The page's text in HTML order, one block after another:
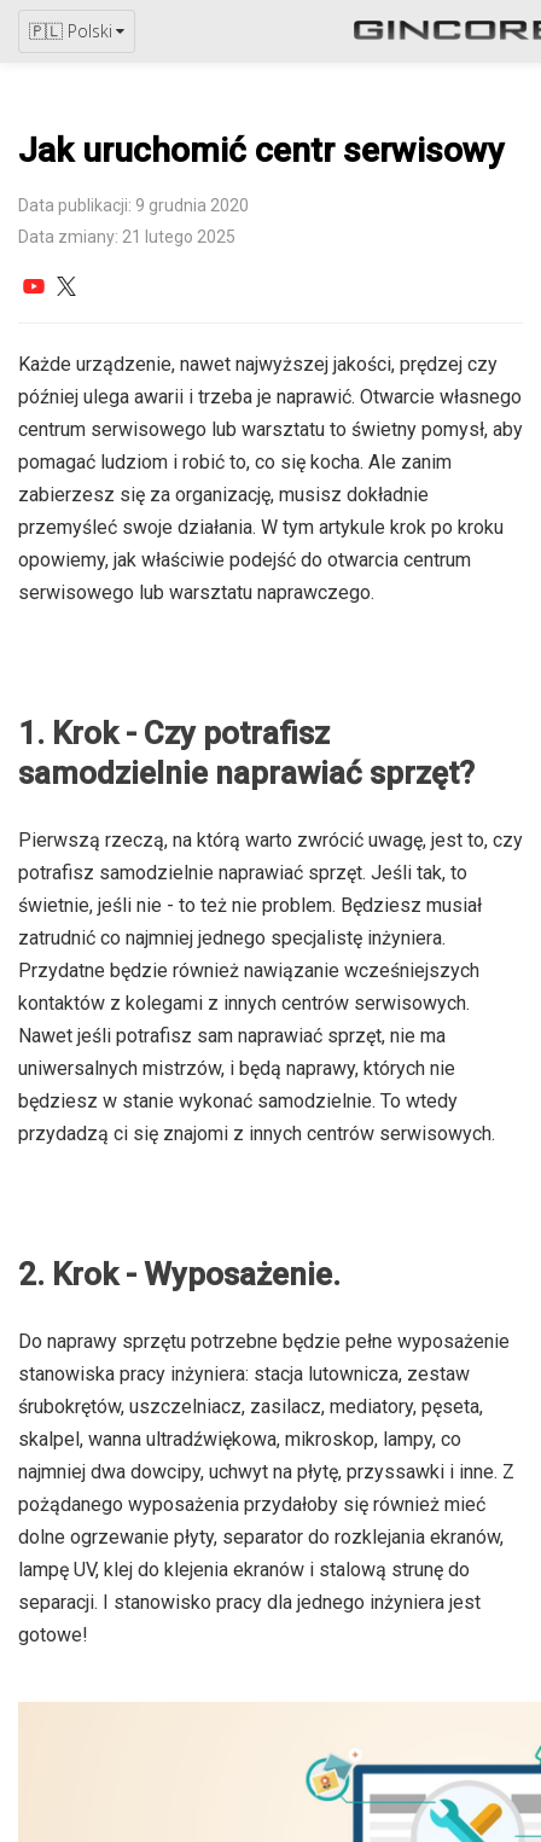
🇵🇱 Polski
Jak uruchomić centr serwisowy
Data publikacji: 9 grudnia 2020
Data zmiany: 21 lutego 2025
Każde urządzenie, nawet najwyższej jakości, prędzej czy
później ulega awarii i trzeba je naprawić. Otwarcie własnego
centrum serwisowego lub warsztatu to świetny pomysł, aby
pomagać ludziom i robić to, co się kocha. Ale zanim
zabierzesz się za organizację, musisz dokładnie
przemyśleć swoje działania. W tym artykule krok po kroku
opowiemy, jak właściwie podejść do otwarcia centrum
serwisowego lub warsztatu naprawczego.
1. Krok - Czy potrafisz
samodzielnie naprawiać sprzęt?
Pierwszą rzeczą, na którą warto zwrócić uwagę, jest to, czy
potrafisz samodzielnie naprawiać sprzęt. Jeśli tak, to
świetnie, jeśli nie - to też nie problem. Będziesz musiał
zatrudnić co najmniej jednego specjalistę inżyniera.
Przydatne będzie również nawiązanie wcześniejszych
kontaktów z kolegami z innych centrów serwisowych.
Nawet jeśli potrafisz sam naprawiać sprzęt, nie ma
uniwersalnych mistrzów, i będą naprawy, których nie
będziesz w stanie wykonać samodzielnie. To wtedy
przydadzą ci się znajomi z innych centrów serwisowych.
2. Krok - Wyposażenie.
Do naprawy sprzętu potrzebne będzie pełne wyposażenie
stanowiska pracy inżyniera: stacja lutownicza, zestaw
śrubokrętów, uszczelniacz, zasilacz, mediatory, pęseta,
skalpel, wanna ultradźwiękowa, mikroskop, lampy, co
najmniej dwa dowcipy, uchwyt na płytę, przyssawki i inne. Z
pożądanego wyposażenia przydałoby się również mieć
dolne ogrzewanie płyty, separator do rozklejania ekranów,
lampę UV, klej do klejenia ekranów i stalową strunę do
separacji. I stanowisko pracy dla jednego inżyniera jest
gotowe!